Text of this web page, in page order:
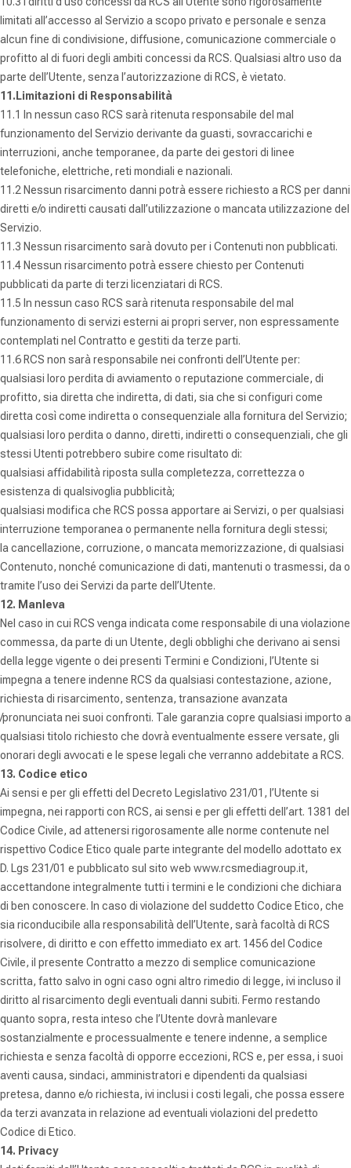
limitati all’accesso al Servizio a scopo privato e personale e senza
alcun fine di condivisione, diffusione, comunicazione commerciale o
profitto al di fuori degli ambiti concessi da RCS. Qualsiasi altro uso da
parte dell’Utente, senza l’autorizzazione di RCS, è vietato.
11.Limitazioni di Responsabilità
11.1 In nessun caso RCS sarà ritenuta responsabile del mal
funzionamento del Servizio derivante da guasti, sovraccarichi e
interruzioni, anche temporanee, da parte dei gestori di linee
telefoniche, elettriche, reti mondiali e nazionali.
11.2 Nessun risarcimento danni potrà essere richiesto a RCS per danni
diretti e/o indiretti causati dall’utilizzazione o mancata utilizzazione del
Servizio.
11.3 Nessun risarcimento sarà dovuto per i Contenuti non pubblicati.
11.4 Nessun risarcimento potrà essere chiesto per Contenuti
pubblicati da parte di terzi licenziatari di RCS.
11.5 In nessun caso RCS sarà ritenuta responsabile del mal
funzionamento di servizi esterni ai propri server, non espressamente
contemplati nel Contratto e gestiti da terze parti.
11.6 RCS non sarà responsabile nei confronti dell’Utente per:
qualsiasi loro perdita di avviamento o reputazione commerciale, di
profitto, sia diretta che indiretta, di dati, sia che si configuri come
diretta così come indiretta o consequenziale alla fornitura del Servizio;
qualsiasi loro perdita o danno, diretti, indiretti o consequenziali, che gli
stessi Utenti potrebbero subire come risultato di:
qualsiasi affidabilità riposta sulla completezza, correttezza o
esistenza di qualsivoglia pubblicità;
qualsiasi modifica che RCS possa apportare ai Servizi, o per qualsiasi
interruzione temporanea o permanente nella fornitura degli stessi;
la cancellazione, corruzione, o mancata memorizzazione, di qualsiasi
Contenuto, nonché comunicazione di dati, mantenuti o trasmessi, da o
tramite l’uso dei Servizi da parte dell’Utente.
12. Manleva
Nel caso in cui RCS venga indicata come responsabile di una violazione
commessa, da parte di un Utente, degli obblighi che derivano ai sensi
della legge vigente o dei presenti Termini e Condizioni, l’Utente si
impegna a tenere indenne RCS da qualsiasi contestazione, azione,
richiesta di risarcimento, sentenza, transazione avanzata
/pronunciata nei suoi confronti. Tale garanzia copre qualsiasi importo a
qualsiasi titolo richiesto che dovrà eventualmente essere versate, gli
onorari degli avvocati e le spese legali che verranno addebitate a RCS.
13. Codice etico
Ai sensi e per gli effetti del Decreto Legislativo 231/01, l’Utente si
impegna, nei rapporti con RCS, ai sensi e per gli effetti dell’art. 1381 del
Codice Civile, ad attenersi rigorosamente alle norme contenute nel
rispettivo Codice Etico quale parte integrante del modello adottato ex
D. Lgs 231/01 e pubblicato sul sito web www.rcsmediagroup.it,
accettandone integralmente tutti i termini e le condizioni che dichiara
di ben conoscere. In caso di violazione del suddetto Codice Etico, che
sia riconducibile alla responsabilità dell’Utente, sarà facoltà di RCS
risolvere, di diritto e con effetto immediato ex art. 1456 del Codice
Civile, il presente Contratto a mezzo di semplice comunicazione
scritta, fatto salvo in ogni caso ogni altro rimedio di legge, ivi incluso il
diritto al risarcimento degli eventuali danni subiti. Fermo restando
quanto sopra, resta inteso che l’Utente dovrà manlevare
sostanzialmente e processualmente e tenere indenne, a semplice
richiesta e senza facoltà di opporre eccezioni, RCS e, per essa, i suoi
aventi causa, sindaci, amministratori e dipendenti da qualsiasi
pretesa, danno e/o richiesta, ivi inclusi i costi legali, che possa essere
da terzi avanzata in relazione ad eventuali violazioni del predetto
Codice di Etico.
14. Privacy